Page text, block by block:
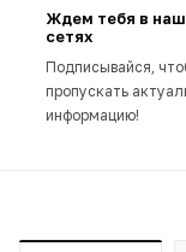
Ждем тебя в
сетях
Подписывайся,
пропускать
информацию!